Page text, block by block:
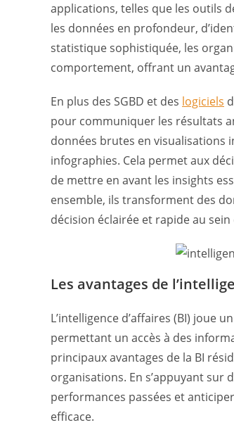
applications, telles que les outils
les données en profondeur,
statistique sophistiquée, les
comportement, offrant un
En plus des SGBD et des logiciels
pour communiquer les résultats
données brutes en visualisations
infographies. Cela permet aux
de mettre en avant les insights
ensemble, ils transforment des
décision éclairée et rapide au
Les avantages de
L’intelligence d’affaires (BI) joue
permettant un accès à des
principaux avantages de la BI
organisations. En s’appuyant sur
performances passées et
efficace.